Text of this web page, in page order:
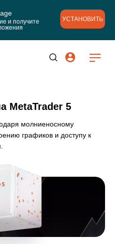
и получите
УСТАНОВИТЬ
MetaTrader 5
молниеносному
графиков и доступу к